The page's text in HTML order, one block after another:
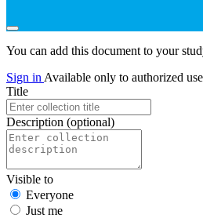
You can add this document to your
Sign in Available only to authorized
Title
Description (optional)
Visible to
Everyone
Just me